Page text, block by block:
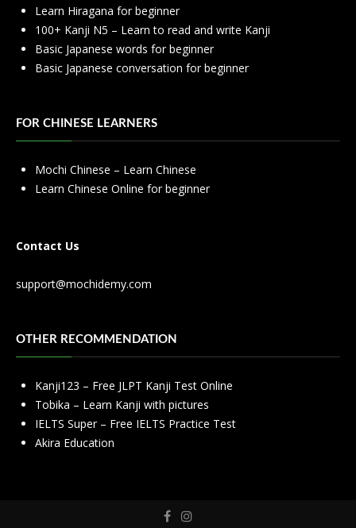
Learn Hiragana for beginner
100+ Kanji N5 – Learn to read and write Kanji
Basic Japanese words for beginner
Basic Japanese conversation for beginner
FOR CHINESE LEARNERS
Mochi Chinese – Learn Chinese
Learn Chinese Online for beginner
Contact Us
support@mochidemy.com
OTHER RECOMMENDATION
Kanji123 – Free JLPT Kanji Test Online
Tobika – Learn Kanji with pictures
IELTS Super – Free IELTS Practice Test
Akira Education